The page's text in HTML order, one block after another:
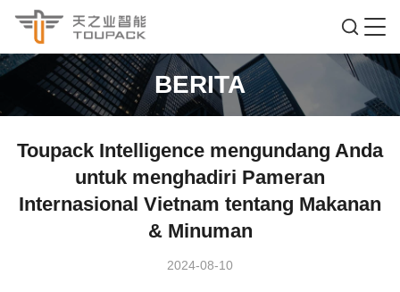
BERITA
Toupack Intelligence mengundang Anda
untuk menghadiri Pameran
Internasional Vietnam tentang Makanan
& Minuman
2024-08-10